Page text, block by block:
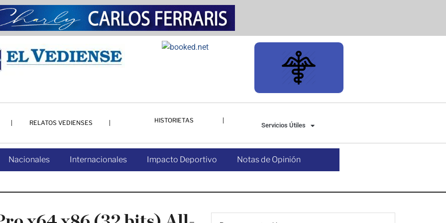
RELATOS VEDIENSES HISTORIETAS
Servicios Útiles
Nacionales Internacionales Impacto Deportivo Notas de Opinión